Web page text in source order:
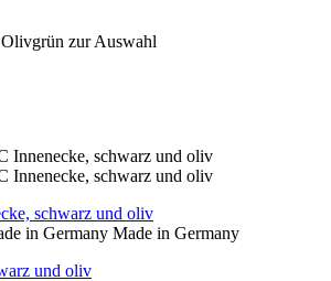
Olivgrün zur Auswahl
Made in Germany
und oliv